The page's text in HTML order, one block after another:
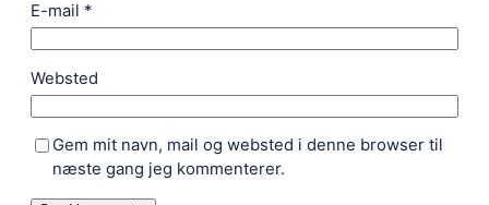
E-mail *
Websted
Gem mit navn, mail og websted i denne browser til
næste gang jeg kommenterer.